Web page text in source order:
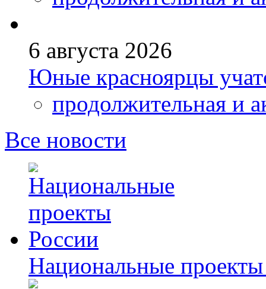
6 августа 2026
Юные красноярцы
продолжительная и
Все новости
Национальные